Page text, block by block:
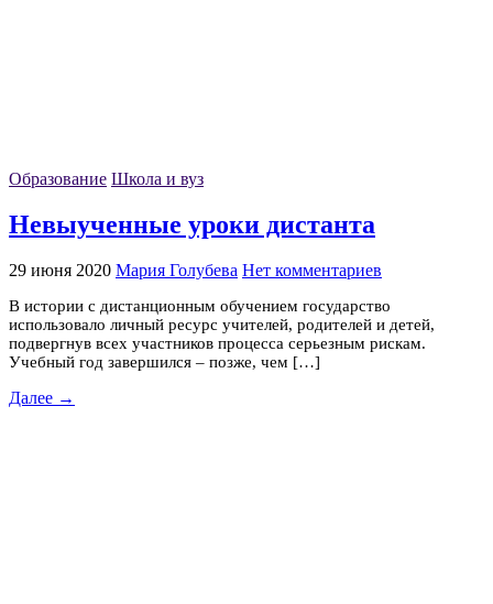
Образование Школа и вуз
Невыученные уроки дистанта
29 июня 2020 Мария Голубева Нет комментариев
В истории с дистанционным обучением государство
использовало личный ресурс учителей, родителей и детей,
подвергнув всех участников процесса серьезным рискам.
Учебный год завершился – позже, чем […]
Далее →